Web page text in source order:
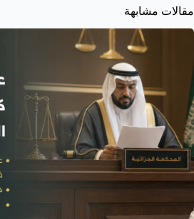
مقالات مشابهة